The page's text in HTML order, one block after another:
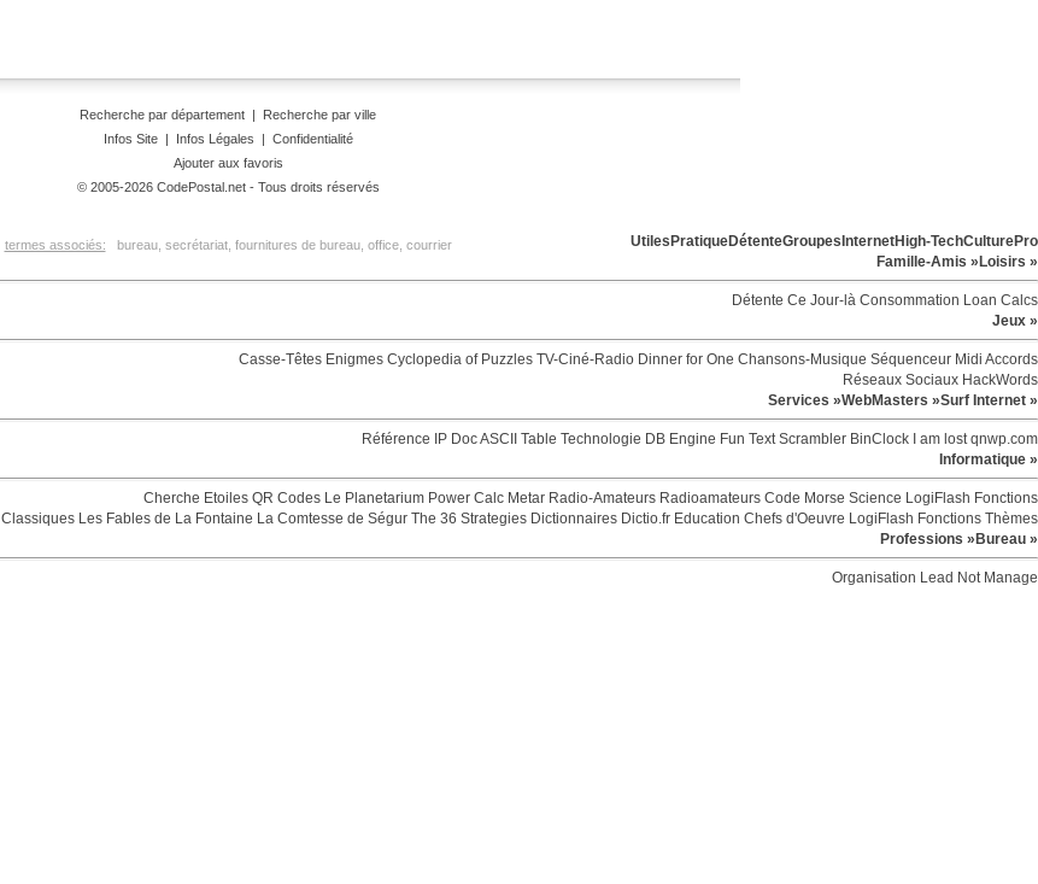
Recherche par département | Recherche par ville
Infos Site| Infos Légales | Confidentialité
Ajouter aux favoris
© 2005-2026 CodePostal.net - Tous droits réservés
termes associés: bureau, secrétariat, fournitures de bureau, office, courrier Utiles PratiqueDétenteGroupes InternetHigh-TechCulturePro
Famille-Amis » Loisirs »
Détente Ce Jour-là Consommation Loan Calcs
Jeux »
Casse-Têtes Enigmes Cyclopedia of Puzzles TV-Ciné-Radio Dinner for One Chansons-Musique Séquenceur Midi Accords
Réseaux Sociaux HackWords
Services »WebMasters »Surf Internet »
Référence IP DocASCII Table Technologie DB Engine Fun Text Scrambler BinClock I am lostqnwp.com
Informatique »
Cherche Etoiles QR Codes Le Planetarium Power Calc Metar Radio-Amateurs Radioamateurs Code Morse Science LogiFlash Fonctions
Classiques Les Fables de La Fontaine La Comtesse de Ségur The 36 Strategies Dictionnaires Dictio.fr Education Chefs d'Oeuvre LogiFlash Fonctions Thèmes
Professions » Bureau »
Organisation Lead Not Manage